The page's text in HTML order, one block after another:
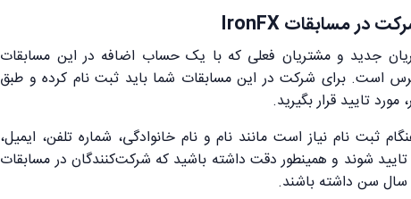
در مسابقاتIronFX
جدید و مشتریان فعلی که با یک حساب اضافه در این مسابقات
است. برای شرکت در این مسابقات شما باید ثبت نام کرده و طبق
تایید قرار بگیرید.
ثبت نام نیاز است مانند نام و نام خانوادگی، شماره تلفن،‌ ایمیل،
تایید شوند و همینطور دقت داشته باشید که شرکت‌کنندگان در مسابقات